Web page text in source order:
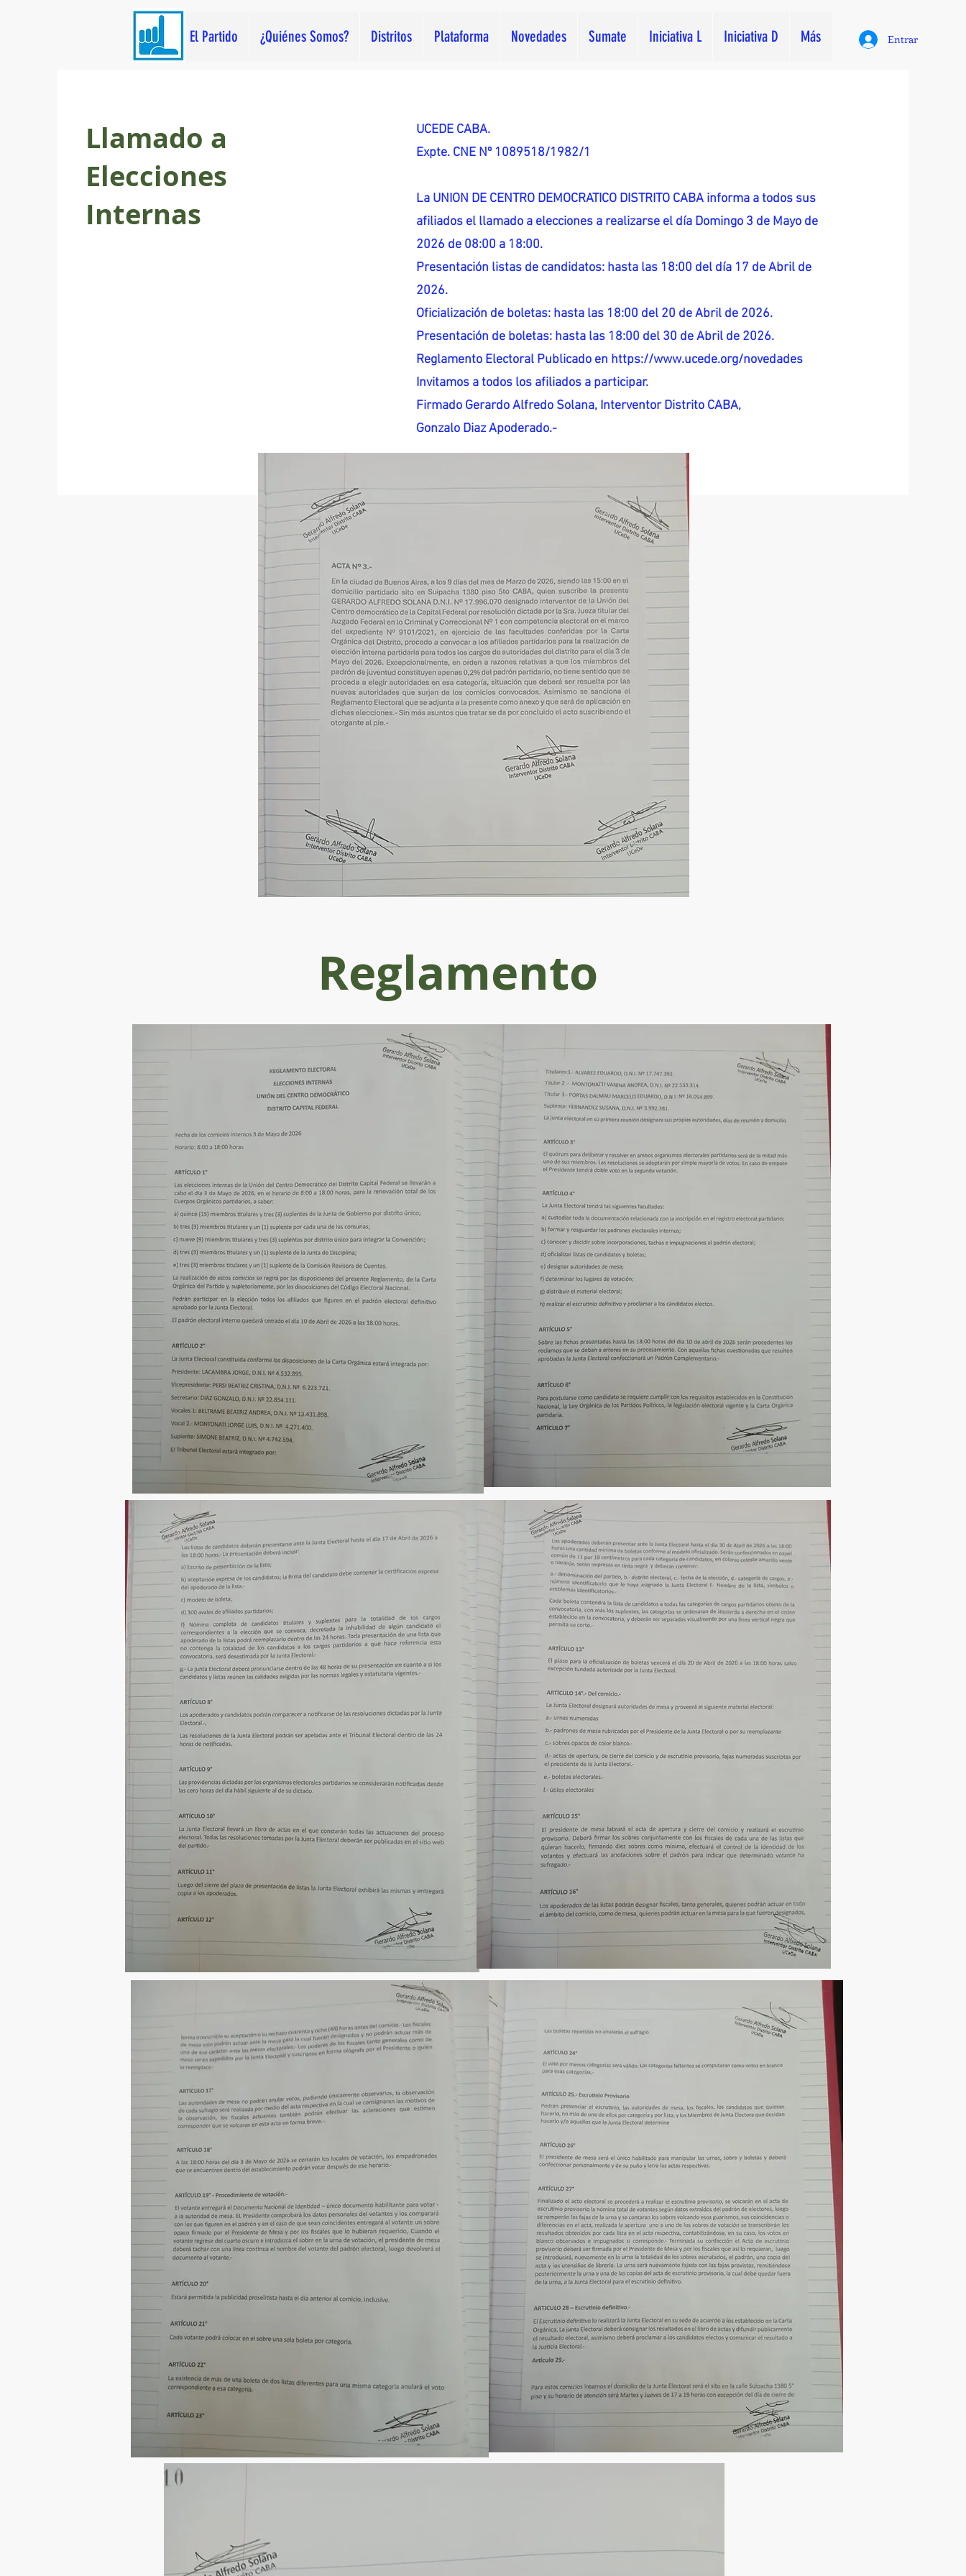
El Partido ¿Quiénes Somos? Distritos Plataforma Novedades Sumate Iniciativa L Iniciativa D Más Entrar
Llamado a
Elecciones
Internas
UCEDE CABA.
Expte. CNE Nº 1089518/1982/1
La UNION DE CENTRO DEMOCRATICO DISTRITO CABA informa a todos sus
afiliados el llamado a elecciones a realizarse el día Domingo 3 de Mayo de
2026 de 08:00 a 18:00.
Presentación listas de candidatos: hasta las 18:00 del día 17 de Abril de
2026.
Oficialización de boletas: hasta las 18:00 del 20 de Abril de 2026.
Presentación de boletas: hasta las 18:00 del 30 de Abril de 2026.
Reglamento Electoral Publicado en https://www.ucede.org/novedades
Invitamos a todos los afiliados a participar.
Firmado Gerardo Alfredo Solana, Interventor Distrito CABA,
Gonzalo Diaz Apoderado.-
Reglamento